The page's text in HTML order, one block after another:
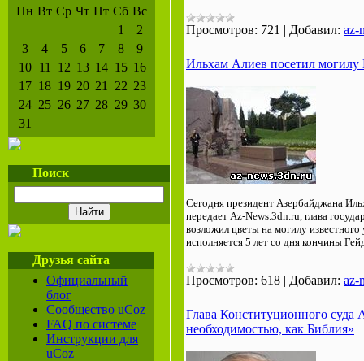
Пн Вт Ср Чт Пт Сб Вс
1
2
3
4 5 6 7 8
9
10
11 12 13 14 15 16
17 18 19 20 21 22 23
24 25 26 27 28 29 30
31
Поиск
Друзья сайта
Официальный
блог
Сообщество uCoz
FAQ по системе
Инструкции для
uCoz
Просмотров: 721 | Добавил: az-
Ильхам Алиев посетил могилу
Сегодня президент Азербайджана
передает Az-News.3dn.ru, глава
возложил цветы на могилу
исполняется 5 лет со дня кончины
Просмотров: 618 | Добавил: az-
Глава Конституционного
необходимостью, как Библия»